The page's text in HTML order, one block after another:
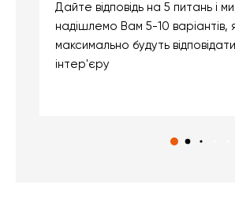
Дайте відповідь на 5 питань і ми
надішлемо Вам 5-10 варіантів,
максимально будуть
інтер'єру